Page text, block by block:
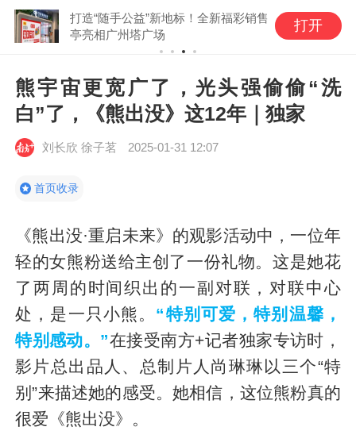
打造“随手公益”新地标！全新福彩销售
亭亮相广州塔广场
打开
熊宇宙更宽广了，光头强偷偷“洗
白”了，《熊出没》这12年｜独家
刘长欣 徐子茗 2025-01-31 12:07
首页收录
《熊出没·重启未来》的观影活动中，一位年
轻的女熊粉送给主创了一份礼物。这是她花
了两周的时间织出的一副对联，对联中心
处，是一只小熊。 “特别可爱，特别温馨，
特别感动。”在接受南方+记者独家专访时，
影片总出品人、总制片人尚琳琳以三个“特
别”来描述她的感受。她相信，这位熊粉真的
很爱《熊出没》。